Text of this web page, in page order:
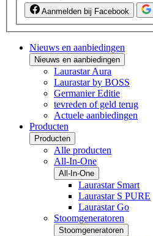
Aanmelden bij Facebook
Nieuws en aanbiedingen
Nieuws en aanbiedingen
Laurastar Aura
Laurastar by BOSS
Germanier Editie
tevreden of geld terug
Actuele aanbiedingen
Producten
Producten
Alle producten
All-In-One
All-In-One
Laurastar Smart
Laurastar S PURE
Laurastar Go
Stoomgeneratoren
Stoomgeneratoren